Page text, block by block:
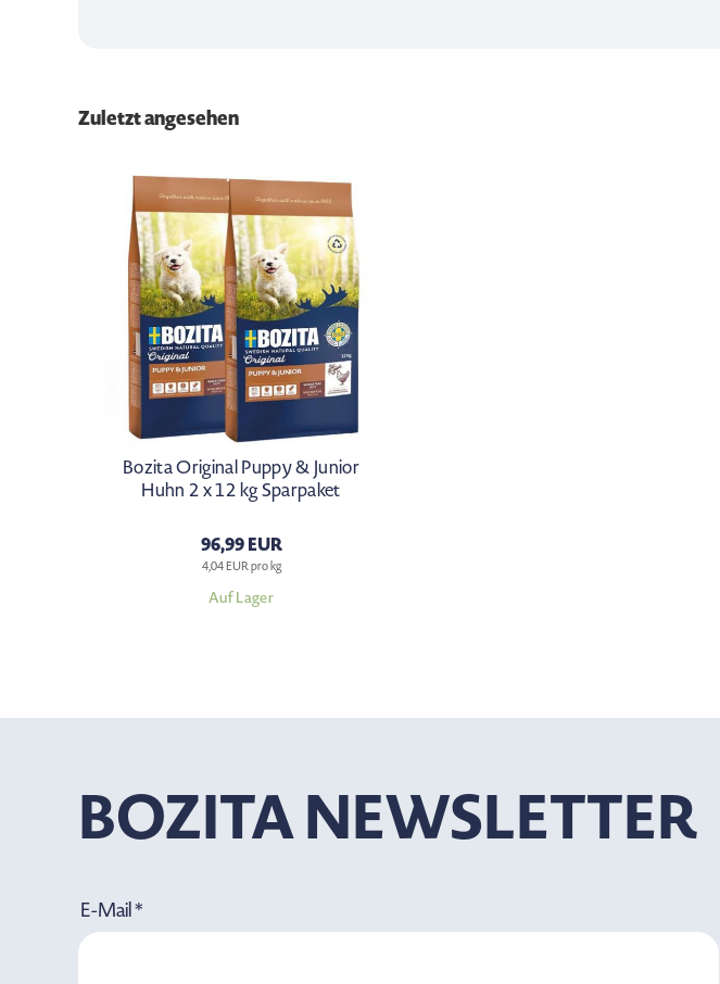
Zuletzt angesehen
Bozita Original Puppy & Junior
Huhn 2 x 12 kg Sparpaket
96,99 EUR
4,04 EUR pro kg
Auf Lager
BOZITA NEWSLETTER
E-Mail *